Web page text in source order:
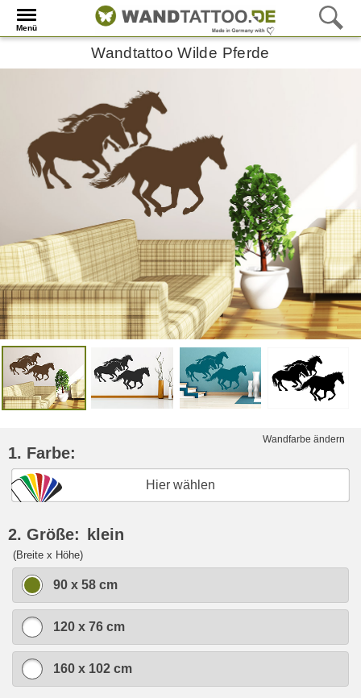
Menü
Wandtattoo Wilde Pferde
Wandfarbe ändern
1. Farbe:
Hier wählen
2. Größe: klein
(Breite x Höhe)
90 x 58 cm
120 x 76 cm
160 x 102 cm